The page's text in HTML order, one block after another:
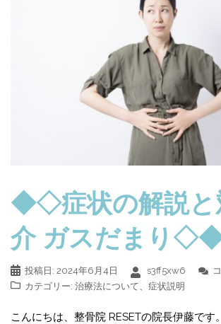
◆◇症状の解説と
介 ガスだまり
投稿日: 2024年6月4日 s3ff5xw6
カテゴリー: 治療法について 症状説明
こんにちは、整骨院 RESETの院長伊藤です